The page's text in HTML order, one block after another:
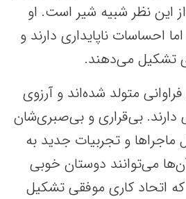
این نظر شبیه شیر است. او
احساسات ناپایداری دارند و
تشکیل می‌دهند.
متولد شده‌اند و آرزوی
دارند. بی‌قراری و بی‌صبری‌شان
و تجربیات جدید به
می‌توانند دوستان خوبی
اتحاد کاری موفقی تشکیل